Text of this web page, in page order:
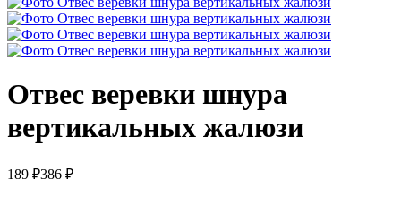
Отвес веревки шнура
вертикальных жалюзи
189 ₽386 ₽